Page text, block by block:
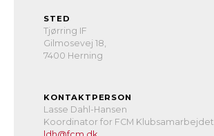
STED
Tjørring IF
Gilmosevej 18,
7400 Herning
KONTAKTPERSON
Lasse Dahl-Hansen
Koordinator for FCM Klubsamarbejdet